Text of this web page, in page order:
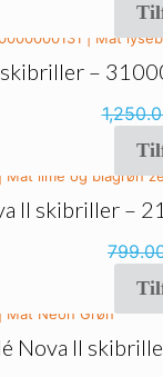
–
II skibriller –
Nova II